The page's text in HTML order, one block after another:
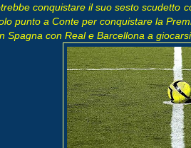
conquistare il suo sesto scudetto
punto a Conte per conquistare la
Spagna con Real e Barcellona a